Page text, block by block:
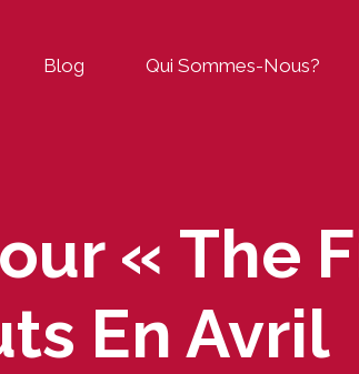
Blog Qui Sommes-Nous?
« The
En Avril